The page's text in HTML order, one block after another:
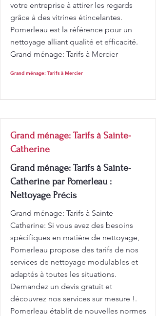
votre entreprise à attirer les regards
grâce à des vitrines étincelantes.
Pomerleau est la référence pour un
nettoyage alliant qualité et efficacité.
Grand ménage: Tarifs à Mercier
Grand ménage: Tarifs à Mercier
Grand ménage: Tarifs à Sainte-
Catherine
Grand ménage: Tarifs à Sainte-
Catherine par Pomerleau :
Nettoyage Précis
Grand ménage: Tarifs à Sainte-
Catherine: Si vous avez des besoins
spécifiques en matière de nettoyage,
Pomerleau propose des tarifs de nos
services de nettoyage modulables et
adaptés à toutes les situations.
Demandez un devis gratuit et
découvrez nos services sur mesure !.
Pomerleau établit de nouvelles normes